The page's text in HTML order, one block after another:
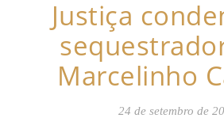
Justiça
Marcelinho
24 de setembro de